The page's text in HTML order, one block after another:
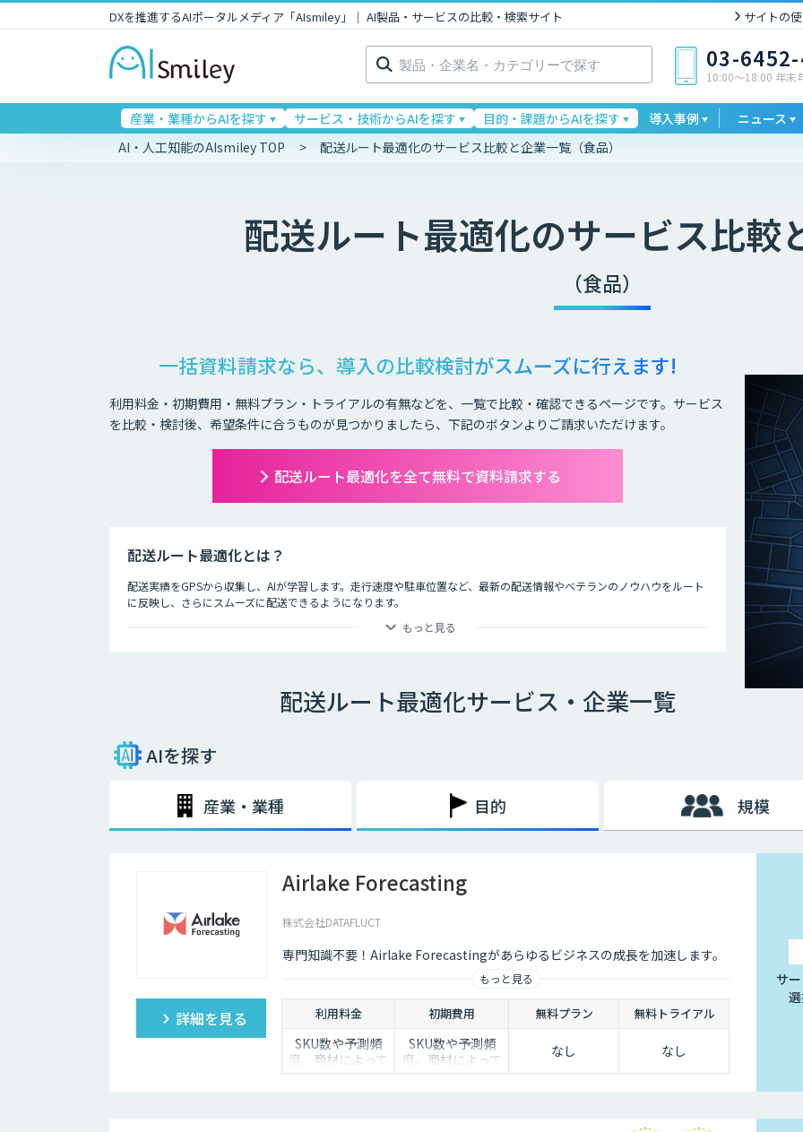
DXを推進するAIポータルメディア「AIsmiley」｜ AI製品・サービスの比較・検索サイト サイトの
検
索: 03-
10:00〜18:00 年末
産業・業種からAIを探す サービス・技術からAIを探す 目的・課題からAIを探す 導入事例
ニュース
AI・人工知能のAIsmiley TOP
配送ルート最適化のサービス比較と企業一覧（食品）
配送ルート最適化のサービス比較
（食品）
一括資料請求なら、導入の比較検討がスムーズに行えます!
利用料金・初期費用・無料プラン・トライアルの有無などを、一覧で比較・確認できるページです。サービス
を比較・検討後、希望条件に合うものが見つかりましたら、下記のボタンよりご請求いただけます。
配送ルート最適化を全て無料で資料請求する
配送ルート最適化とは？
配送実績をGPSから収集し、AIが学習します。走行速度や駐車位置など、最新の配送情報やベテランのノウハウをルート
に反映し、さらにスムーズに配送できるようになります。
もっと見る
配送ルート最適化サービス・企業一覧
AIを探す
産業・業種 目的 規模
Airlake Forecasting
株式会社DATAFLUCT
専門知識不要！Airlake Forecastingがあらゆるビジネスの成長を加速します。
もっと見る
詳細を見る 利用料金 初期費用 無料プラン 無料トライアル
SKU数や予測頻
度、商材によって
異なるため、
SKU数や予測頻
度、商材によって
異なるため、
なし なし
サ